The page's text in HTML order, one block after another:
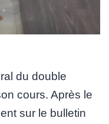
du double
cours. Après le
sur le bulletin